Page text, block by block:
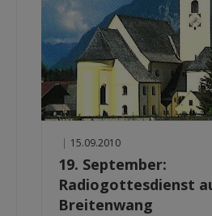
| 15.09.2010
19. September:
Radiogottesdienst
Breitenwang